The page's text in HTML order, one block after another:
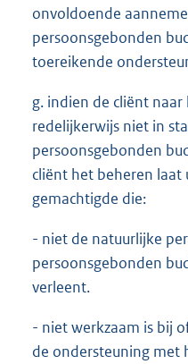
onvoldoende
persoonsgebonden
toereikende
g. indien de cliënt
redelijkerwijs niet in
persoonsgebonden
cliënt het beheren laat
gemachtigde die:
- niet de natuurlijke
persoonsgebonden
verleent.
- niet werkzaam is bij
de ondersteuning met